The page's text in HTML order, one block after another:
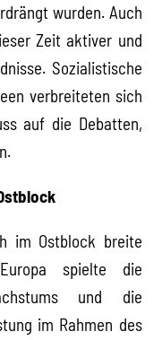
wurden. Auch
Zeit aktiver und
Sozialistische
verbreiteten sich
auf die Debatten,
im Ostblock breite
spielte die
und die
im Rahmen des